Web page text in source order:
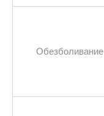
Обезболивание